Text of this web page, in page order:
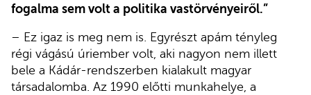
fogalma sem volt a politika vastörvényeiről.”
– Ez igaz is meg nem is. Egyrészt apám tényleg
régi vágású úriember volt, aki nagyon nem illett
bele a Kádár-rendszerben kialakult magyar
társadalomba. Az 1990 előtti munkahelye, a